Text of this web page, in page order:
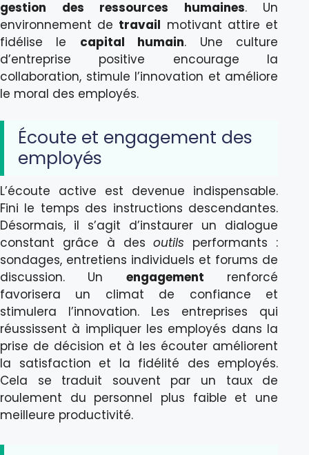
gestion des ressources humaines. Un
environnement de travail motivant attire et
fidélise le capital humain. Une culture
d’entreprise positive encourage la
collaboration, stimule l’innovation et améliore
le moral des employés.
Écoute et engagement des
employés
L’écoute active est devenue indispensable.
Fini le temps des instructions descendantes.
Désormais, il s’agit d’instaurer un dialogue
constant grâce à desoutils performants :
sondages, entretiens individuels et forums de
discussion. Un engagement renforcé
favorisera un climat de confiance et
stimulera l’innovation. Les entreprises qui
réussissent à impliquer les employés dans la
prise de décision et à les écouter améliorent
la satisfaction et la fidélité des employés.
Cela se traduit souvent par un taux de
roulement du personnel plus faible et une
meilleure productivité.